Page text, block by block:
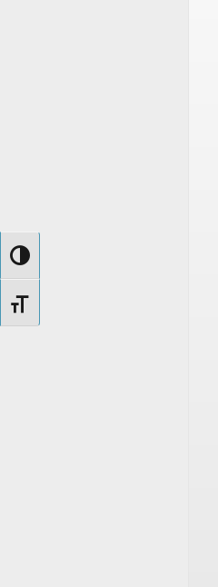
Nagy kontraszt váltása
Betűméret váltása